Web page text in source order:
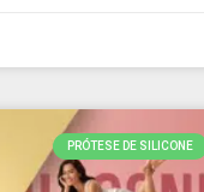
PRÓTESE DE SILICONE